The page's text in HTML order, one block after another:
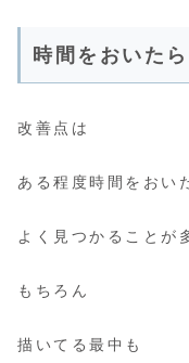
時間をおいた
改善点は
ある程度時間をおい
よく見つかることが
もちろん
描いてる最中も